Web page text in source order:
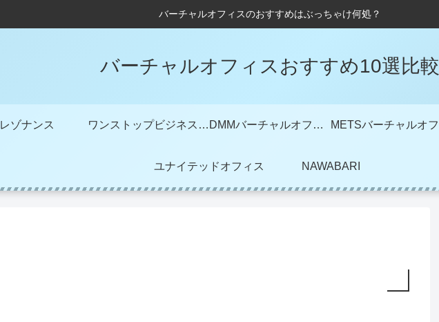
バーチャルオフィスのおすすめはぶっちゃけ何処？
バーチャルオフィスおすすめ10選比較
レゾナンス ワンストップビジネスセンター DMMバーチャルオフィス
ユナイテッドオフィス NAWABARI